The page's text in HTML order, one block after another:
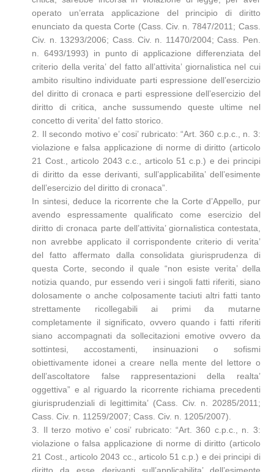
operato un’errata applicazione del principio di diritto
enunciato da questa Corte (Cass. Civ. n. 7847/2011; Cass.
Civ. n. 13293/2006; Cass. Civ. n. 11470/2004; Cass. Pen.
n. 6493/1993) in punto di applicazione differenziata del
criterio della verita’ del fatto all’attivita’ giornalistica nel cui
ambito risultino individuate parti espressione dell’esercizio
del diritto di cronaca e parti espressione dell’esercizio del
diritto di critica, anche sussumendo queste ultime nel
concetto di verita’ del fatto storico.
2. Il secondo motivo e’ cosi’ rubricato: “Art. 360 c.p.c., n. 3:
violazione e falsa applicazione di norme di diritto (articolo
21 Cost., articolo 2043 c.c., articolo 51 c.p.) e dei principi
di diritto da esse derivanti, sull’applicabilita’ dell’esimente
dell’esercizio del diritto di cronaca”.
In sintesi, deduce la ricorrente che la Corte d’Appello, pur
avendo espressamente qualificato come esercizio del
diritto di cronaca parte dell’attivita’ giornalistica contestata,
non avrebbe applicato il corrispondente criterio di verita’
del fatto affermato dalla consolidata giurisprudenza di
questa Corte, secondo il quale “non esiste verita’ della
notizia quando, pur essendo veri i singoli fatti riferiti, siano
dolosamente o anche colposamente taciuti altri fatti tanto
strettamente ricollegabili ai primi da mutarne
completamente il significato, ovvero quando i fatti riferiti
siano accompagnati da sollecitazioni emotive ovvero da
sottintesi, accostamenti, insinuazioni o sofismi
obiettivamente idonei a creare nella mente del lettore o
dell’ascoltatore false rappresentazioni della realta’
oggettiva” e al riguardo la ricorrente richiama precedenti
giurisprudenziali di legittimita’ (Cass. Civ. n. 20285/2011;
Cass. Civ. n. 11259/2007; Cass. Civ. n. 1205/2007).
3. Il terzo motivo e’ cosi’ rubricato: “Art. 360 c.p.c., n. 3:
violazione o falsa applicazione di norme di diritto (articolo
21 Cost., articolo 2043 cc., articolo 51 c.p.) e dei principi di